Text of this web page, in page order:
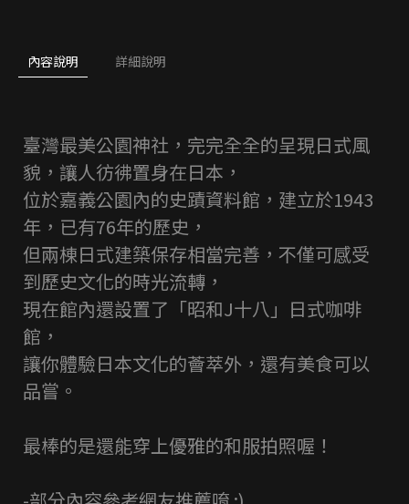
內容說明 詳細說明
臺灣最美公園神社，完完全全的呈現日式風
貌，讓人彷彿置身在日本，
位於嘉義公園內的史蹟資料館，建立於1943
年，已有76年的歷史，
但兩棟日式建築保存相當完善，不僅可感受
到歷史文化的時光流轉，
現在館內還設置了「昭和J十八」日式咖啡
館，
讓你體驗日本文化的薈萃外，還有美食可以
品嘗。
最棒的是還能穿上優雅的和服拍照喔！